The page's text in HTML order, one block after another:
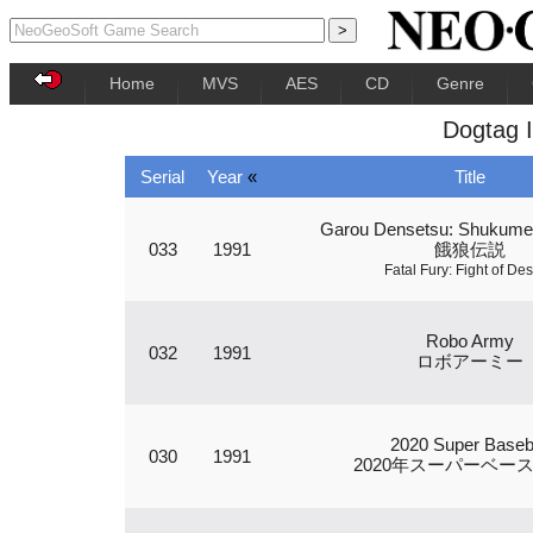
Home MVS AES CD Genre
Dogtag
Serial Year « Title
033 1991
Garou Densetsu:
餓狼伝説
Fatal Fury: Fight of
032 1991
Robo Army
ロボアーミー
030 1991
2020 Super
2020年スーパーベー